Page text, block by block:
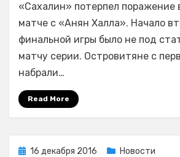
«Сахалин» потерпел поражение
матче с «Анян Халла». Начало
финальной игры было не под
матчу серии. Островитяне с
набрали…
Read More
Posted
16 декабря 2016 Новости